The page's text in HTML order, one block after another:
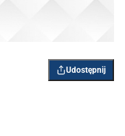
Udostępnij